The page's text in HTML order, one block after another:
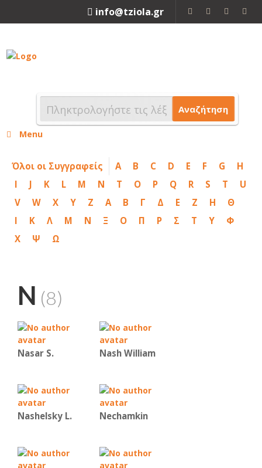
info@tziola.gr
Αναζήτηση
Menu
Όλοι οι Συγγραφείς A B C D E F G
H
I
J K L M N T O P Q R S T
U
V
W X Y Z Α Β Γ Δ Ε Ζ Η
Θ
Ι
Κ Λ Μ Ν Ξ Ο Π Ρ Σ Τ Υ
Φ
Χ
Ψ Ω
N (8)
Nasar S. Nash William
Nashelsky L. Nechamkin